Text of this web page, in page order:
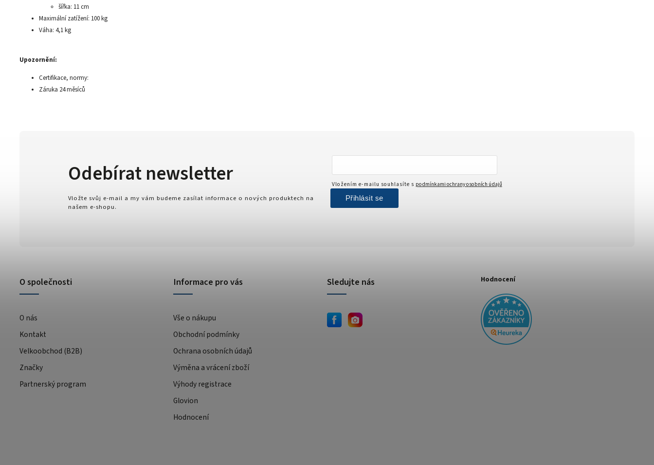
šířka: 11 cm
Maximální zatížení: 100 kg
Váha: 4,1 kg
Upozornění:
Certifikace, normy:
Záruka 24 měsíců
O společnosti
O nás
Kontakt
Velkoobchod (B2B)
Značky
Partnerský program
Informace pro vás
Vše o nákupu
Obchodní podmínky
Ochrana osobních údajů
Výměna a vrácení zboží
Výhody registrace
Glovion
Hodnocení
Odebírat newsletter
Vložte svůj e-mail a my vám budeme zasílat informace o nových produktech na
našem e-shopu.
Vložením e-mailu souhlasíte s podmínkami ochrany osobních údajů
Přihlásit se
Sledujte nás Hodnocení